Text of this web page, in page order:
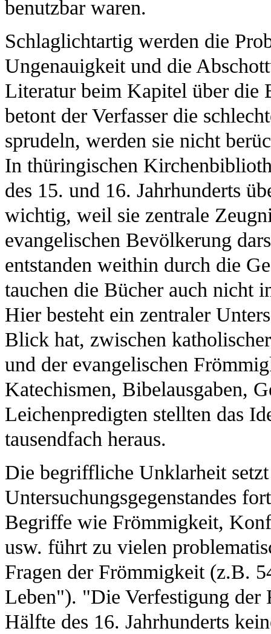
benutzbar waren.
Schlaglichtartig werden die
Ungenauigkeit und die
Literatur beim Kapitel über die
betont der Verfasser die
sprudeln, werden sie nicht
In thüringischen
des 15. und 16. Jahrhunderts
wichtig, weil sie zentrale
evangelischen Bevölkerung
entstanden weithin durch die
tauchen die Bücher auch nicht
Hier besteht ein zentraler
Blick hat, zwischen
und der evangelischen
Katechismen, Bibelausgaben,
Leichenpredigten stellten das
tausendfach heraus.
Die begriffliche Unklarheit
Untersuchungsgegenstandes
Begriffe wie Frömmigkeit,
usw. führt zu vielen
Fragen der Frömmigkeit (z.B.
Leben"). "Die Verfestigung
Hälfte des 16. Jahrhunderts